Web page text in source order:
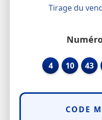
Tirage du
4 10 43
CODE